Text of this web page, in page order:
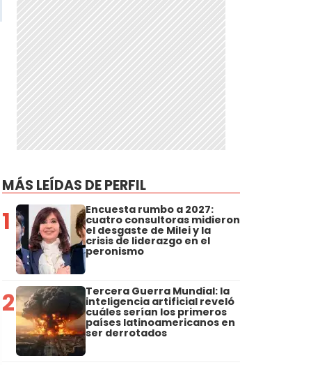
MÁS LEÍDAS DE PERFIL
1 Encuesta rumbo a 2027:
cuatro consultoras midieron
el desgaste de Milei y la
crisis de liderazgo en el
peronismo
2 Tercera Guerra Mundial: la
inteligencia artificial reveló
cuáles serían los primeros
países latinoamericanos en
ser derrotados